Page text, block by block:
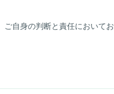
ご自身の判断と責任においてお